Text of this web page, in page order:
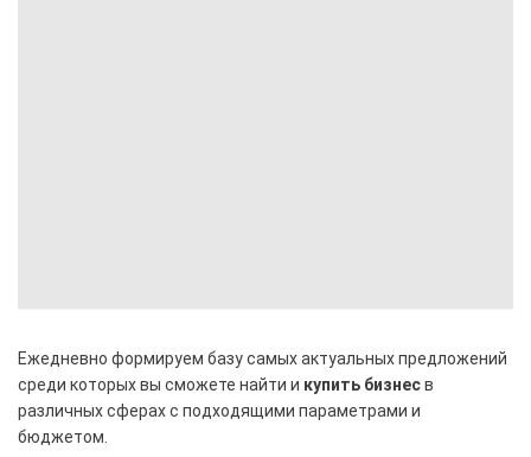
Ежедневно формируем базу самых актуальных предложений
среди которых вы сможете найти и купить бизнесв
различных сферах с подходящими параметрами и
бюджетом.